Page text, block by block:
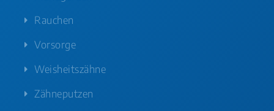
Rauchen
Vorsorge
Weisheitszähne
Zähneputzen